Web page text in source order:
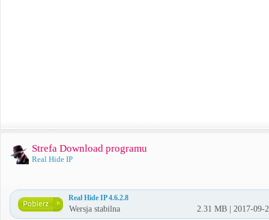
Strefa Download programu
Real Hide IP
Real Hide IP 4.6.2.8
Wersja stabilna 2.31 MB | 2017-09-